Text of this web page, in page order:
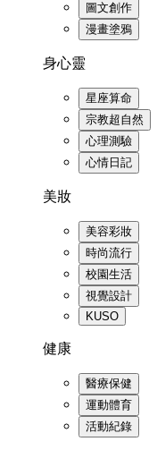
圖文創作
漫畫塗鴉
身心靈
星座算命
宗教超自然
心理測驗
心情日記
美妝
美容彩妝
時尚流行
校園生活
視覺設計
KUSO
健康
醫療保健
運動體育
活動紀錄